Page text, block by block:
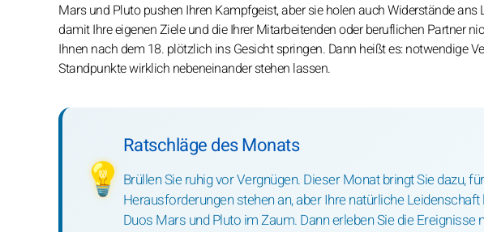
Mars und Pluto pushen Ihren Kampfgeist, aber sie holen auch Widerstände
damit Ihre eigenen Ziele und die Ihrer Mitarbeitenden oder beruflichen Partner
Ihnen nach dem 18. plötzlich ins Gesicht springen. Dann heißt es: notwendige
Standpunkte wirklich nebeneinander stehen lassen.
💡
Ratschläge des Monats
Brüllen Sie ruhig vor Vergnügen. Dieser Monat bringt Sie dazu,
Herausforderungen stehen an, aber Ihre natürliche
Duos Mars und Pluto im Zaum. Dann erleben Sie die